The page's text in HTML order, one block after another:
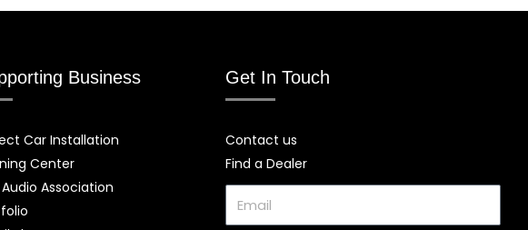
Business
Car Installation
Center
Association
Get In Touch
Contact us
Find a Dealer